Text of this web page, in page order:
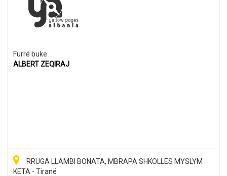
Furrë buke
ALBERT ZEQIRAJ
RRUGA LLAMBI BONATA, MBRAPA SHKOLLES MYSLYM
KETA - Tiranë